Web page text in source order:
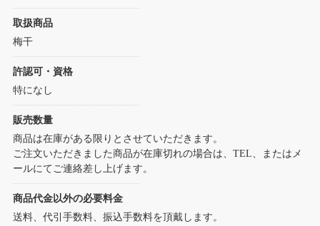
取扱商品
梅干
許認可・資格
特になし
販売数量
商品は在庫がある限りとさせていただきます。
ご注文いただきました商品が在庫切れの場合は、TEL、またはメ
ールにてご連絡差し上げます。
商品代金以外の必要料金
送料、代引手数料、振込手数料を頂戴します。